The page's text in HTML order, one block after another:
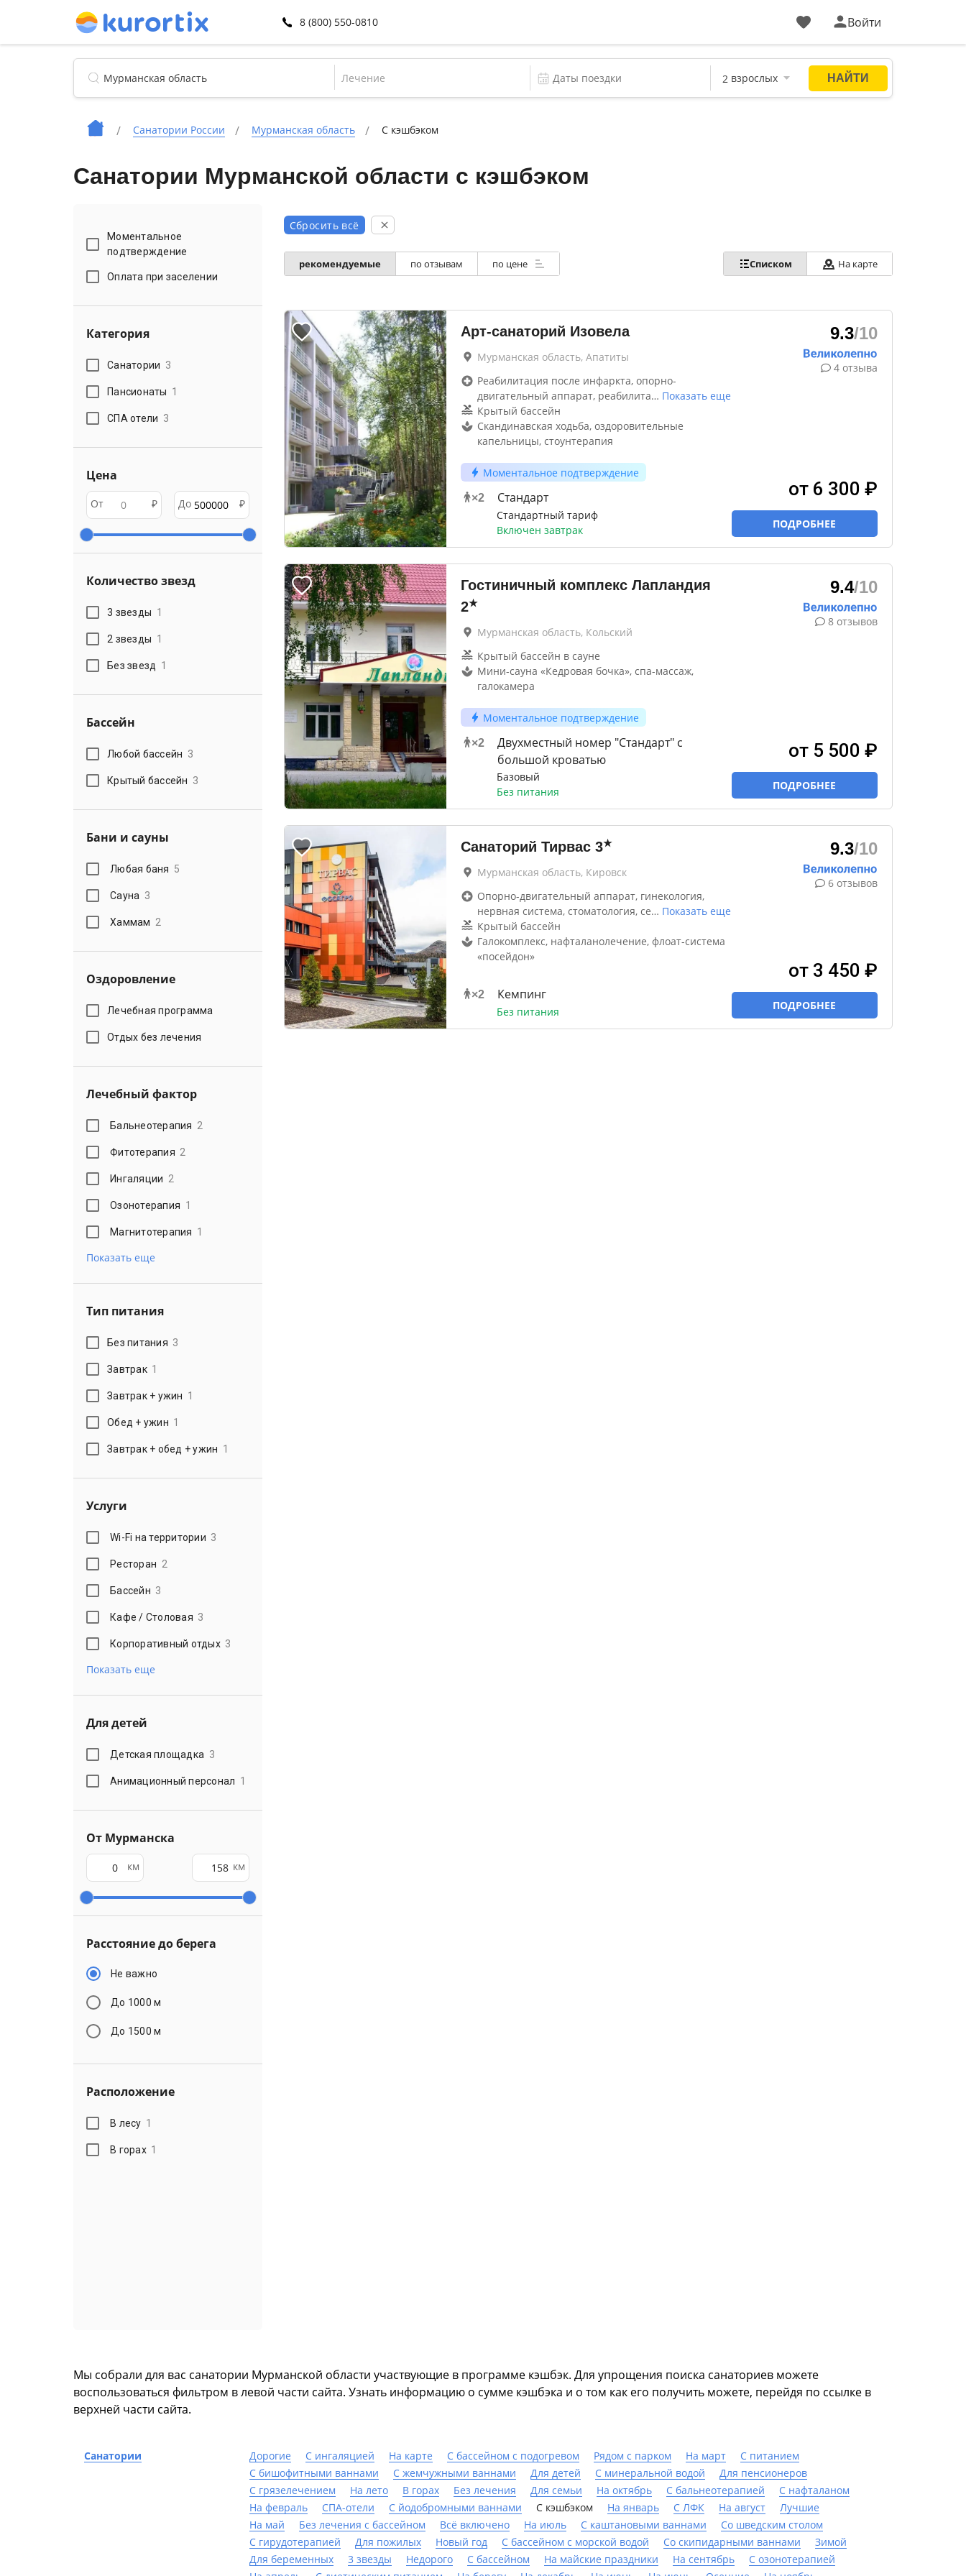
8 (800) 550-0810 Войти
Лечение
Санатории России Мурманская область С кэшбэком
Санатории Мурманской области с кэшбэком
Моментальное
подтверждение
Оплата при заселении
Категория
Санатории 3
Пансионаты 1
СПА отели 3
Цена
От ₽ До ₽
Количество звезд
3 звезды 1
2 звезды 1
Без звезд 1
Бассейн
Любой бассейн 3
Крытый бассейн 3
Бани и сауны
Любая баня 5
Сауна 3
Хаммам 2
Оздоровление
Лечебная программа
Отдых без лечения
Лечебный фактор
Бальнеотерапия 2
Фитотерапия 2
Ингаляции 2
Озонотерапия 1
Магнитотерапия 1
Показать еще
Тип питания
Без питания 3
Завтрак 1
Завтрак + ужин 1
Обед + ужин 1
Завтрак + обед + ужин 1
Услуги
Wi-Fi на территории 3
Ресторан 2
Бассейн 3
Кафе / Столовая 3
Корпоративный отдых 3
Показать еще
Для детей
Детская площадка 3
Анимационный персонал 1
От Мурманска
км км
Расстояние до берега
Не важно
До 1000 м
До 1500 м
Расположение
В лесу 1
В горах 1
Сбросить всё
рекомендуемые по отзывам по цене Списком На карте
Арт-санаторий Изовела
Мурманская область, Апатиты
Реабилитация после инфаркта, опорно-
двигательный аппарат, реабилита… Показать еще
Крытый бассейн
Скандинавская ходьба, оздоровительные
капельницы, стоунтерапия
Моментальное подтверждение
×2 Стандарт
Стандартный тариф
Включен завтрак
9.3/10
4 отзыва
от 6 300 ₽
ПОДРОБНЕЕ
Гостиничный комплекс Лапландия
2★
Мурманская область, Кольский
Крытый бассейн в сауне
Мини-сауна «Кедровая бочка», спа-массаж,
галокамера
Моментальное подтверждение
×2
Двухместный номер "Стандарт" с
большой кроватью
Базовый
Без питания
9.4/10
8 отзывов
от 5 500 ₽
ПОДРОБНЕЕ
Санаторий Тирвас 3★
Мурманская область, Кировск
Опорно-двигательный аппарат, гинекология,
нервная система, стоматология, се… Показать еще
Крытый бассейн
Галокомплекс, нафталанолечение, флоат-система
«посейдон»
×2 Кемпинг
Без питания
9.3/10
6 отзывов
от 3 450 ₽
ПОДРОБНЕЕ
Мы собрали для вас санатории Мурманской области участвующие в программе кэшбэк. Для упрощения поиска санаториев можете
воспользоваться фильтром в левой части сайта. Узнать информацию о сумме кэшбэка и о том как его получить можете, перейдя по ссылке в
верхней части сайта.
Санатории Дорогие С ингаляцией На карте С бассейном с подогревом Рядом с парком На март
С питанием
С бишофитными ваннами
С жемчужными ваннами Для детей С минеральной водой
Для пенсионеров
С грязелечением
На лето В горах Без лечения Для семьи На октябрь С бальнеотерапией
С нафталаном
На февраль
СПА-отели С йодобромными ваннами С кэшбэком На январь С ЛФК На август
Лучшие
На май
Без лечения с бассейном Всё включено На июль С каштановыми ваннами
Со шведским столом
С гирудотерапией
Для пожилых Новый год С бассейном с морской водой Со скипидарными ваннами
Зимой
Для беременных
3 звезды Недорого C бассейном На майские праздники На сентябрь
С озонотерапией